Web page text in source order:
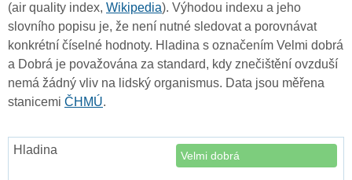
(air quality index, Wikipedia). Výhodou indexu a jeho
slovního popisu je, že není nutné sledovat a porovnávat
konkrétní číselné hodnoty. Hladina s označením Velmi dobrá
a Dobrá je považována za standard, kdy znečištění ovzduší
nemá žádný vliv na lidský organismus. Data jsou měřena
stanicemi ČHMÚ.
Velmi dobrá